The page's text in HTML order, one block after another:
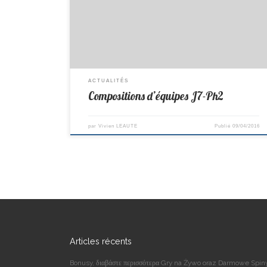
ACTUALITÉS
Compositions d’équipes J7-Ph2
parVivien LEAUTE Publié 09/04/2016
Articles récents
Bonusy, διαβάστε περισσότερα Gry na Żywo oraz Darmowe